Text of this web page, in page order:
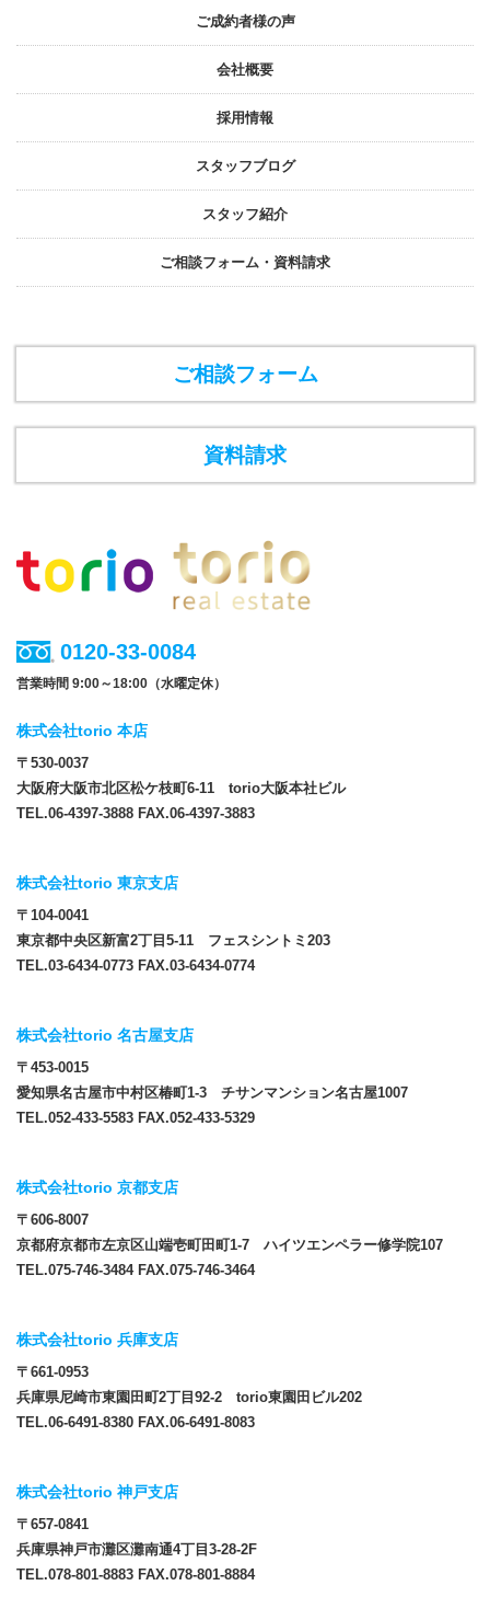
ご成約者様の声
会社概要
採⽤情報
スタッフブログ
スタッフ紹介
ご相談フォーム・資料請求
ご相談フォーム
資料請求
0120-33-0084
営業時間 9:00～18:00（水曜定休）
株式会社torio 本店
〒530-0037
大阪府大阪市北区松ケ枝町6-11 torio大阪本社ビル
TEL.06-4397-3888 FAX.06-4397-3883
株式会社torio 東京支店
〒104-0041
東京都中央区新富2丁目5-11 フェスシントミ203
TEL.03-6434-0773 FAX.03-6434-0774
株式会社torio 名古屋支店
〒453-0015
愛知県名古屋市中村区椿町1-3 チサンマンション名古屋1007
TEL.052-433-5583 FAX.052-433-5329
株式会社torio 京都支店
〒606-8007
京都府京都市左京区山端壱町田町1-7 ハイツエンペラー修学院107
TEL.075-746-3484 FAX.075-746-3464
株式会社torio 兵庫支店
〒661-0953
兵庫県尼崎市東園田町2丁目92-2 torio東園田ビル202
TEL.06-6491-8380 FAX.06-6491-8083
株式会社torio 神戸支店
〒657-0841
兵庫県神戸市灘区灘南通4丁目3-28-2F
TEL.078-801-8883 FAX.078-801-8884